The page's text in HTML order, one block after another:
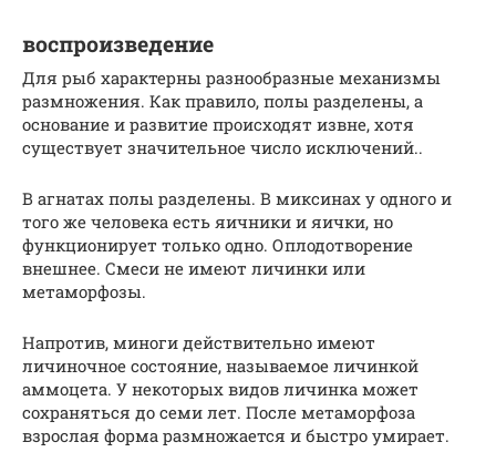
воспроизведение
Для рыб характерны разнообразные механизмы
размножения. Как правило, полы разделены, а
основание и развитие происходят извне, хотя
существует значительное число исключений..
В агнатах полы разделены. В миксинах у одного и
того же человека есть яичники и яички, но
функционирует только одно. Оплодотворение
внешнее. Смеси не имеют личинки или
метаморфозы.
Напротив, миноги действительно имеют
личиночное состояние, называемое личинкой
аммоцета. У некоторых видов личинка может
сохраняться до семи лет. После метаморфоза
взрослая форма размножается и быстро умирает.